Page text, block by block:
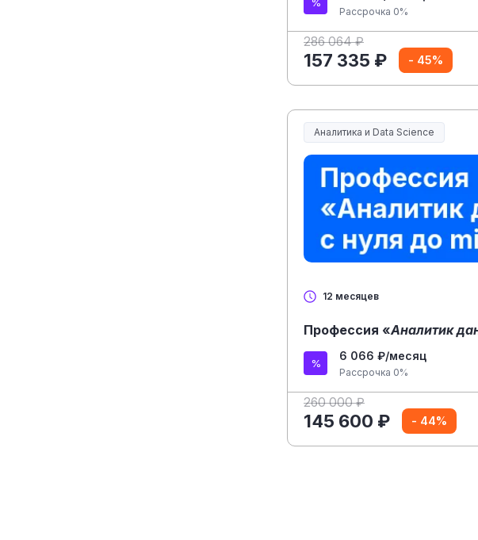
Рассрочка 0%
286 064 ₽
157 335 ₽ - 45%
Аналитика и Data Science
12 месяцев
Профессия «Аналитик
6 066 ₽/месяц
Рассрочка 0%
260 000 ₽
145 600 ₽ - 44%